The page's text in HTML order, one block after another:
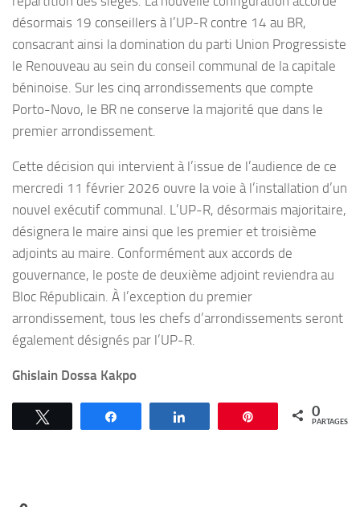
désormais 19 conseillers à l’UP-R contre 14 au BR,
consacrant ainsi la domination du parti Union Progressiste
le Renouveau au sein du conseil communal de la capitale
béninoise. Sur les cinq arrondissements que compte
Porto-Novo, le BR ne conserve la majorité que dans le
premier arrondissement.
Cette décision qui intervient à l’issue de l’audience de ce
mercredi 11 février 2026 ouvre la voie à l’installation d’un
nouvel exécutif communal. L’UP-R, désormais majoritaire,
désignera le maire ainsi que les premier et troisième
adjoints au maire. Conformément aux accords de
gouvernance, le poste de deuxième adjoint reviendra au
Bloc Républicain. À l’exception du premier
arrondissement, tous les chefs d’arrondissements seront
également désignés par l’UP-R.
Ghislain Dossa Kakpo
Épingle 0
PARTAGES